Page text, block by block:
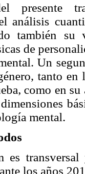
presente
análisis
también su
de
Un
tanto en
como en
mental.
es
los años